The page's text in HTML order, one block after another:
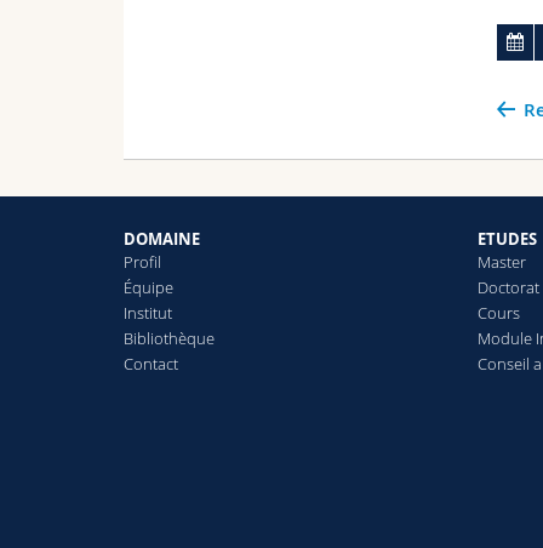
DOMAINE
Profil
Équipe
Institut
Bibliothèque
Contact
ETUDES
Master
Doctorat
Cours
Module
Conseil